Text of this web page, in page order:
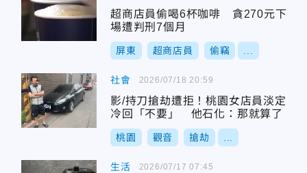
超商店員偷喝6杯咖啡 貪270元下
場遭判刑7個月
屏東 超商店員 偷竊
社會
影/持刀搶劫遭拒！桃園女店員淡定
冷回「不要」 他石化：那就算了
桃園 觀音 搶劫
2026/07/18 20:59
生活 2026/07/17 07:45